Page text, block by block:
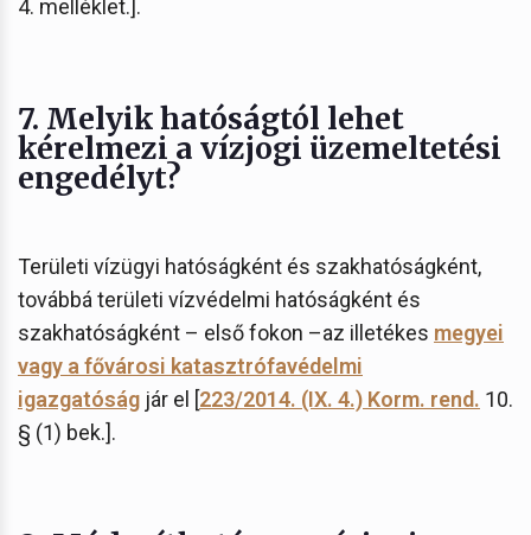
4. melléklet.].
7. Melyik hatóságtól lehet
kérelmezi a vízjogi üzemeltetési
engedélyt?
Területi vízügyi hatóságként és szakhatóságként,
továbbá területi vízvédelmi hatóságként és
szakhatóságként – első fokon –az illetékes megyei
vagy a fővárosi katasztrófavédelmi
igazgatóság jár el [223/2014. (IX. 4.) Korm. rend. 10.
§ (1) bek.].